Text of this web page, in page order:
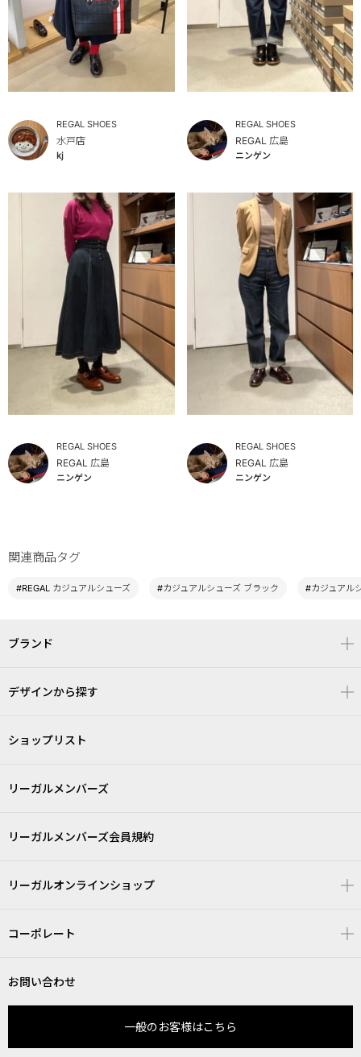
REGAL SHOES
水戸店
kj
REGAL SHOES
REGAL 広島
ニンゲン
REGAL SHOES
REGAL 広島
ニンゲン
REGAL SHOES
REGAL 広島
ニンゲン
関連商品タグ
#REGAL カジュアルシューズ #カジュアルシューズ ブラック #カジュアル
ブランド
デザインから探す
ショップリスト
リーガルメンバーズ
リーガルメンバーズ会員規約
リーガルオンラインショップ
コーポレート
お問い合わせ
一般のお客様はこちら